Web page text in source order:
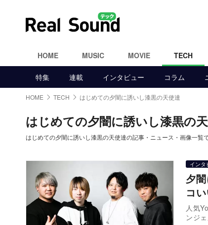
HOME MUSIC MOVIE TECH
特集 連載 インタビュー コラム
HOME TECH はじめての夕闇に誘いし漆黒の天使達
はじめての夕闇に誘いし漆黒の
はじめての夕闇に誘いし漆黒の天使達の記事・ニュース・画像一覧
インタ
夕
コ
人気
ンジ